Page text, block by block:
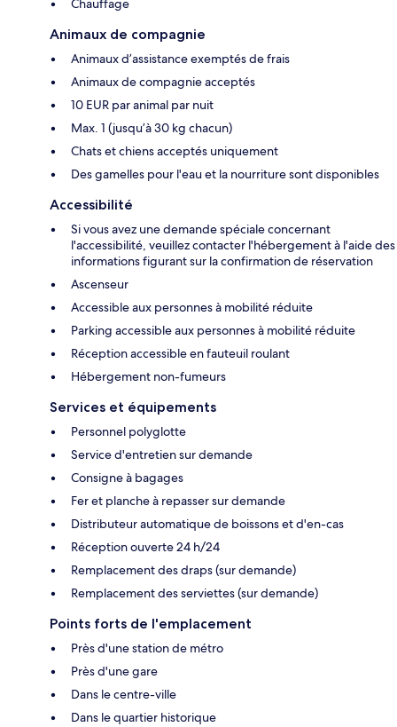
Chauffage
Animaux de compagnie
Animaux d’assistance exemptés de frais
Animaux de compagnie acceptés
10 EUR par animal par nuit
Max. 1 (jusqu’à 30 kg chacun)
Chats et chiens acceptés uniquement
Des gamelles pour l'eau et la nourriture sont disponibles
Accessibilité
Si vous avez une demande spéciale concernant
l'accessibilité, veuillez contacter l'hébergement à l'aide des
informations figurant sur la confirmation de réservation
Ascenseur
Accessible aux personnes à mobilité réduite
Parking accessible aux personnes à mobilité réduite
Réception accessible en fauteuil roulant
Hébergement non-fumeurs
Services et équipements
Personnel polyglotte
Service d'entretien sur demande
Consigne à bagages
Fer et planche à repasser sur demande
Distributeur automatique de boissons et d'en-cas
Réception ouverte 24 h/24
Remplacement des draps (sur demande)
Remplacement des serviettes (sur demande)
Points forts de l'emplacement
Près d'une station de métro
Près d'une gare
Dans le centre-ville
Dans le quartier historique